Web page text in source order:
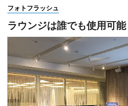
フォトフラッシュ
ラウンジは誰でも使用可能